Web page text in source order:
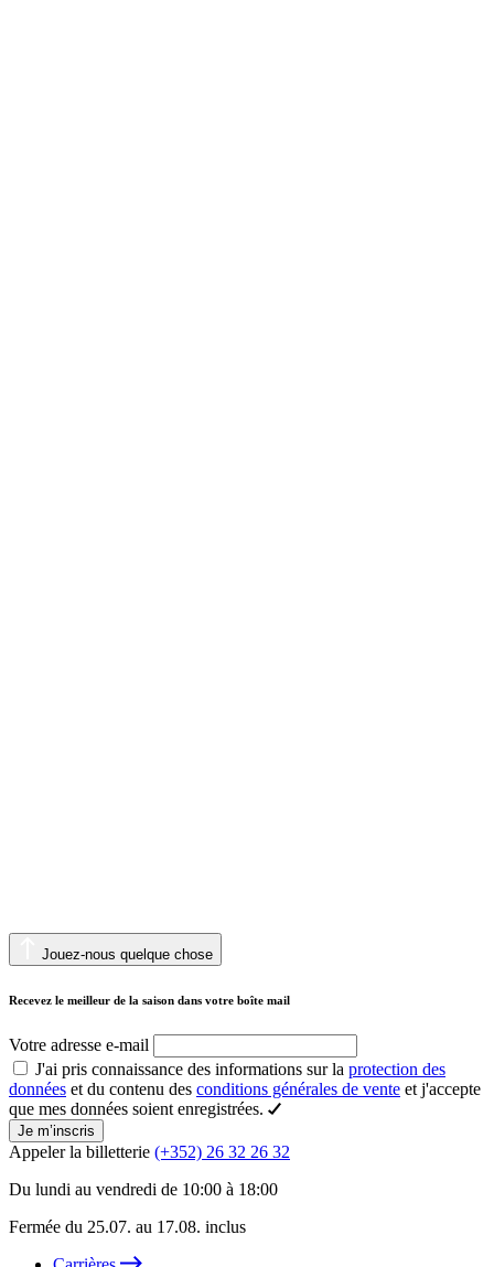
Jouez-nous quelque chose
Recevez le meilleur de la saison dans votre boîte mail
Votre adresse e-mail
J'ai pris connaissance des informations sur la protection des
données et du contenu des conditions générales de vente et j'accepte
que mes données soient enregistrées.
Je m’inscris
Appeler la billetterie (+352) 26 32 26 32
Du lundi au vendredi de 10:00 à 18:00
Fermée du 25.07. au 17.08. inclus